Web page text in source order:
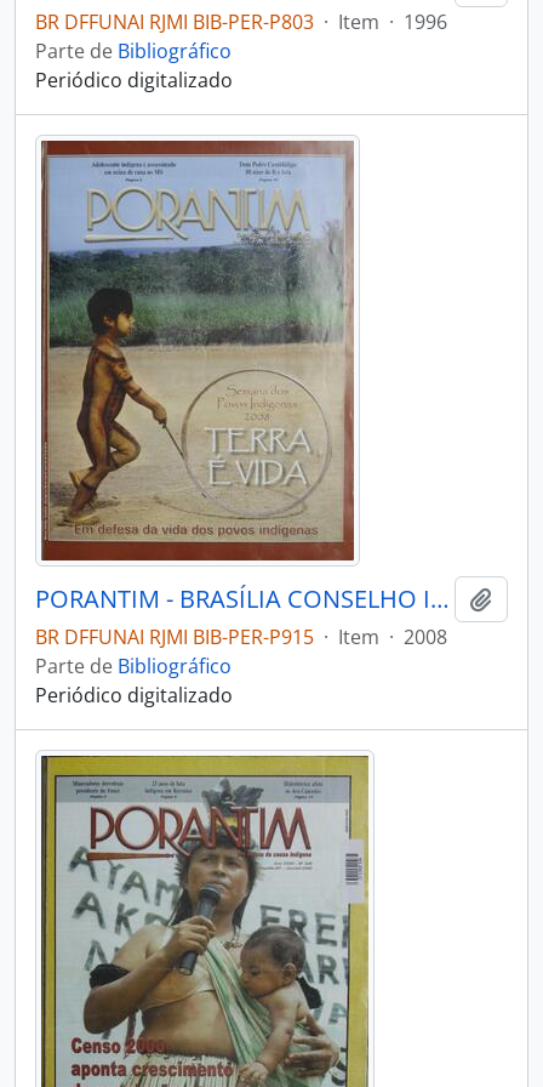
BR DFFUNAI RJMI BIB-PER-P803 · Item · 1996
Parte de Bibliográfico
Periódico digitalizado
PORANTIM - BRASÍLIA CONSELHO INDIGENISTA MISSIONÁRIO - 2008 - Nº303
BR DFFUNAI RJMI BIB-PER-P915 · Item · 2008
Parte de Bibliográfico
Periódico digitalizado